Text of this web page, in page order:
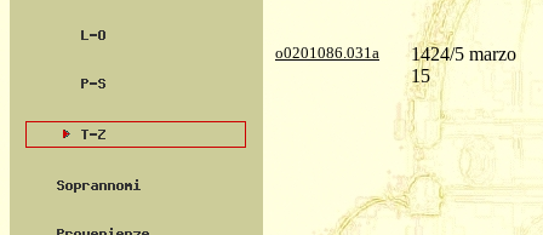
o0201086.031a
1424/5 marzo
15